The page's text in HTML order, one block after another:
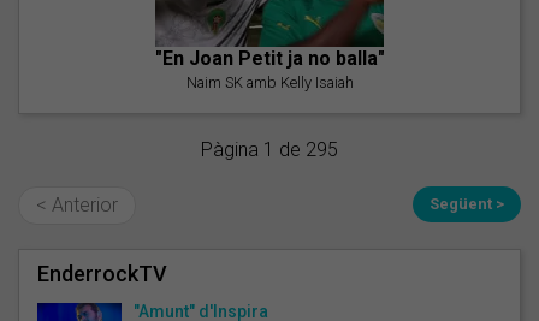
"En Joan Petit ja no balla"
Naim SK amb Kelly Isaiah
Pàgina 1 de 295
< Anterior Següent >
EnderrockTV
"Amunt" d'Inspira